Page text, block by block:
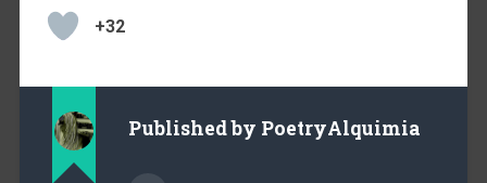
+32
Published by PoetryAlquimia